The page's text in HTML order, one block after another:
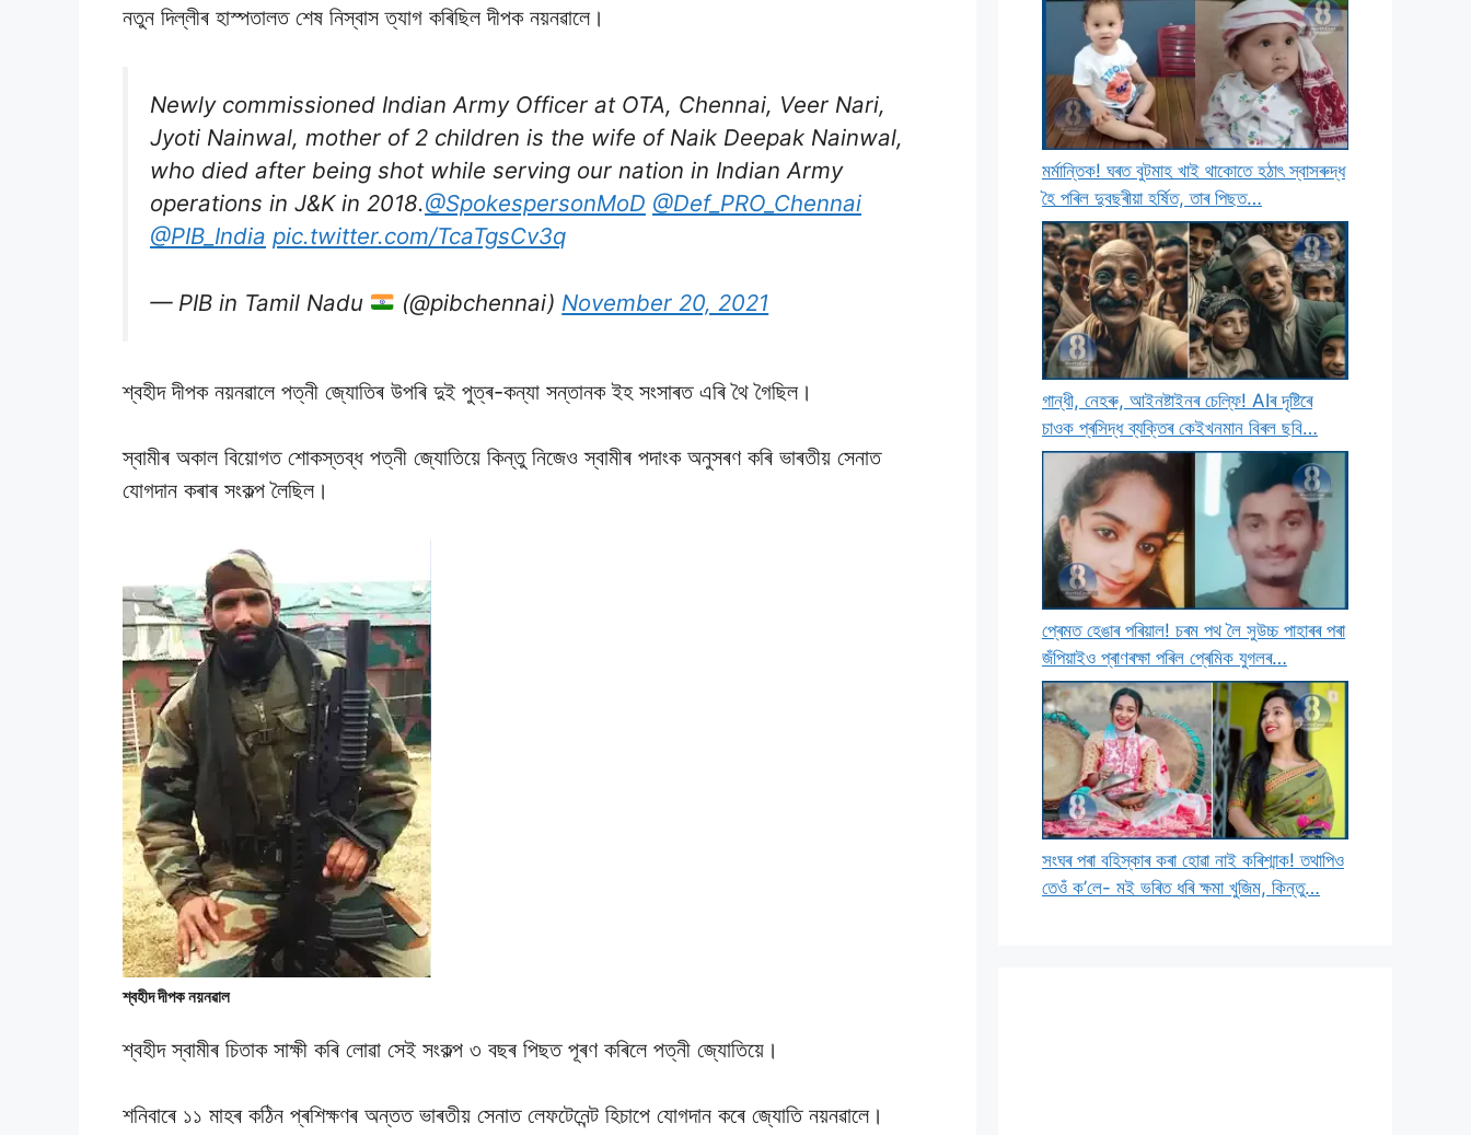
নতুন দিল্লীৰ হাস্পতালত শেষ নিস্বাস ত্যাগ কৰিছিল দীপক নয়নৱালে।
Newly commissioned Indian Army Officer at OTA, Chennai, Veer Nari,
Jyoti Nainwal, mother of 2 children is the wife of Naik Deepak Nainwal,
who died after being shot while serving our nation in Indian Army
operations in J&K in 2018.@SpokespersonMoD @Def_PRO_Chennai
@PIB_India pic.twitter.com/TcaTgsCv3q
— PIB in Tamil Nadu (@pibchennai) November 20, 2021
শ্বহীদ দীপক নয়নৱালে পত্নী জ্যােতিৰ উপৰি দুই পুত্ৰ-কন্যা সন্তানক ইহ সংসাৰত এৰি থৈ গৈছিল।
স্বামীৰ অকাল বিয়ােগত শােকস্তব্ধ পত্নী জ্যােতিয়ে কিন্তু নিজেও স্বামীৰ পদাংক অনুসৰণ কৰি ভাৰতীয় সেনাত
যােগদান কৰাৰ সংকল্প লৈছিল।
শ্বহীদ দীপক নয়নৱাল
শ্বহীদ স্বামীৰ চিতাক সাক্ষী কৰি লােৱা সেই সংকল্প ৩ বছৰ পিছত পূৰণ কৰিলে পত্নী জ্যােতিয়ে।
শনিবাৰে ১১ মাহৰ কঠিন প্ৰশিক্ষণৰ অন্তত ভাৰতীয় সেনাত লেফটেনেন্ট হিচাপে যােগদান কৰে জ্যােতি নয়নৱালে।
মৰ্মান্তিক! ঘৰত বুটমাহ খাই থাকােতে হঠাৎ স্বাসৰুদ্ধ
হৈ পৰিল দুবছৰীয়া হৰ্ষিত, তাৰ পিছত…
গান্ধী, নেহৰু, আইনষ্টাইনৰ চেল্ফি! AIৰ দৃষ্টিৰে
চাওক প্ৰসিদ্ধ ব্যক্তিৰ কেইখনমান বিৰল ছবি…
প্ৰেমত হেঙাৰ পৰিয়াল! চৰম পথ লৈ সুউচ্চ পাহাৰৰ পৰা
জঁপিয়াইও প্ৰাণৰক্ষা পৰিল প্ৰেমিক যুগলৰ…
সংঘৰ পৰা বহিস্কাৰ কৰা হোৱা নাই কৰিশ্মাক! তথাপিও
তেওঁ ক’লে- মই ভৰিত ধৰি ক্ষমা খুজিম, কিন্তু…